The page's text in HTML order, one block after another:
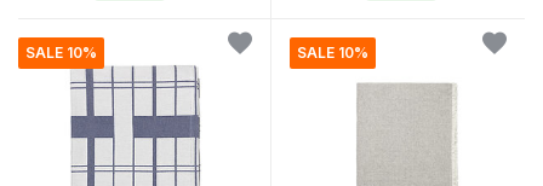
SALE 10% SALE 10%